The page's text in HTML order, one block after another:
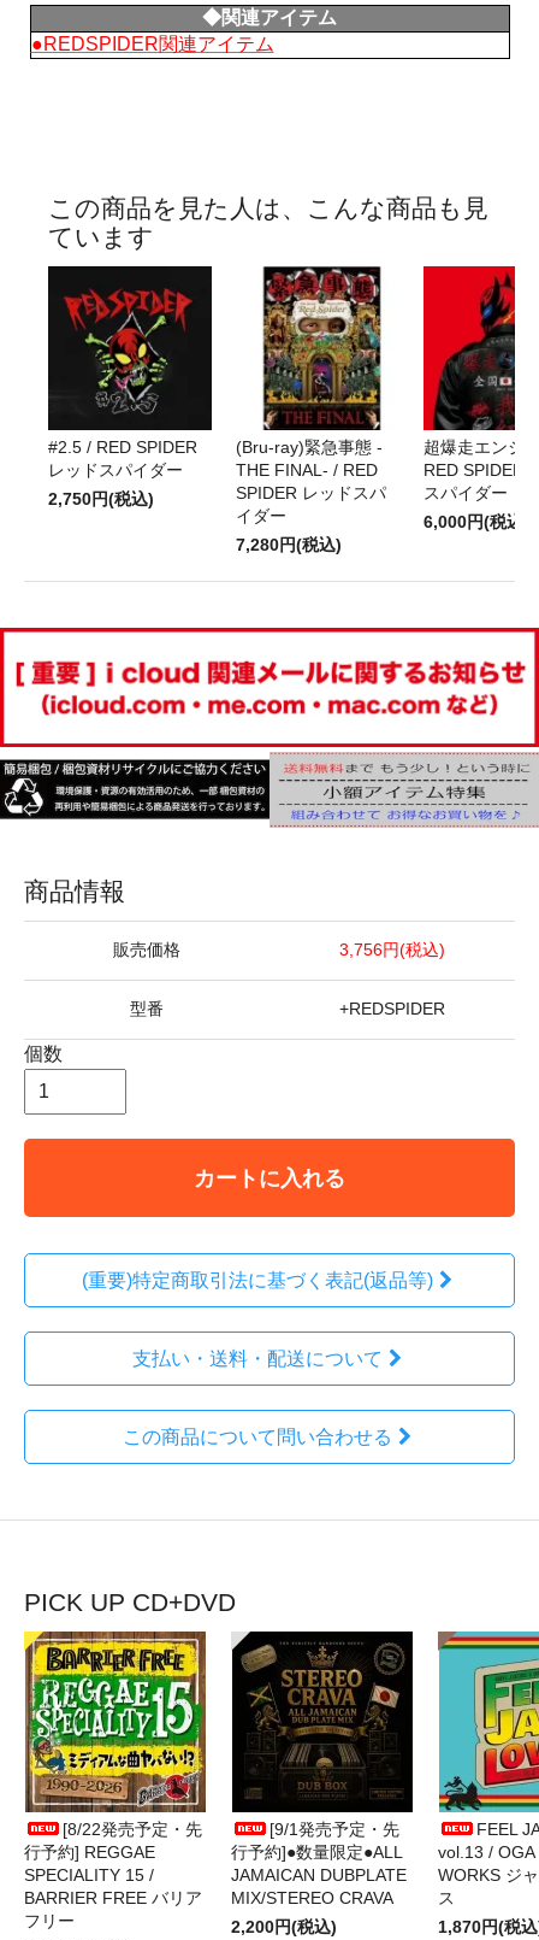
◆関連アイテム
●REDSPIDER関連アイテム
この商品を見た人は、こんな商品も見
ています
#2.5 / RED SPIDER
レッドスパイダー
2,750円(税込)
(Bru-ray)緊急事態 -
THE FINAL- / RED
SPIDER レッドスパ
イダー
7,280円(税込)
超爆走エンジ
RED SPIDER
スパイダー
6,000円(税込)
商品情報
販売価格 3,756円(税込)
型番 +REDSPIDER
個数
カートに入れる
(重要)特定商取引法に基づく表記(返品等)
支払い・送料・配送について
この商品について問い合わせる
PICK UP CD+DVD
[8/22発売予定・先
行予約] REGGAE
SPECIALITY 15 /
BARRIER FREE バリア
フリー
[9/1発売予定・先
行予約]●数量限定●ALL
JAMAICAN DUBPLATE
MIX/STEREO CRAVA
2,200円(税込)
FEEL
vol.13 / OGA
WORKS ジ
ス
1,870円(税